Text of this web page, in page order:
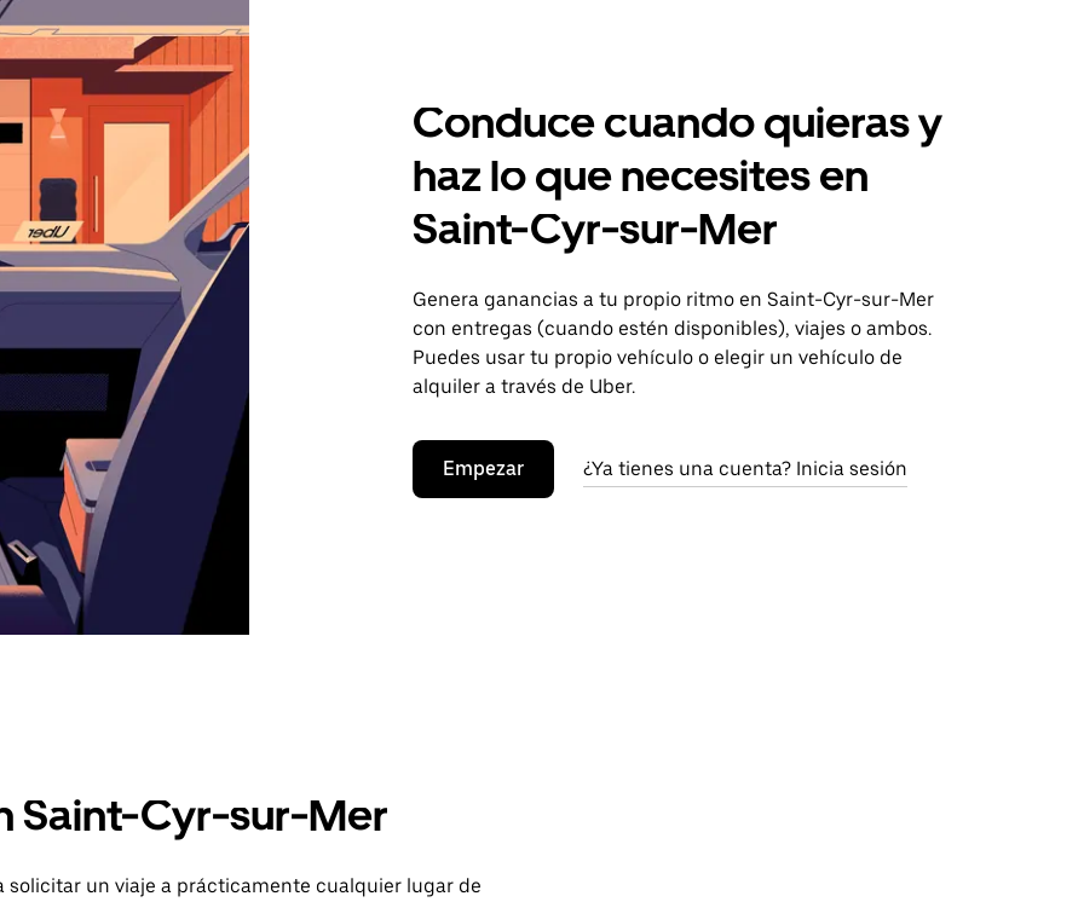
Conduce cuando quieras y
haz lo que necesites en
Saint-Cyr-sur-Mer
Genera ganancias a tu propio ritmo en Saint-Cyr-sur-Mer
con entregas (cuando estén disponibles), viajes o ambos.
Puedes usar tu propio vehículo o elegir un vehículo de
alquiler a través de Uber.
Empezar ¿Ya tienes una cuenta? Inicia sesión
Saint-Cyr-sur-Mer
un viaje a prácticamente cualquier lugar de